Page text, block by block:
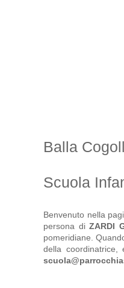
Balla
Scuola
Benvenuto nella
persona diZARDI
pomeridiane.
della